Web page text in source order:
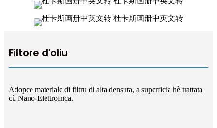
Filtore d'oliu
Adopce materiale di filtru di alta densuta, a superficia hè trattata
cù Nano-Elettrofrica.